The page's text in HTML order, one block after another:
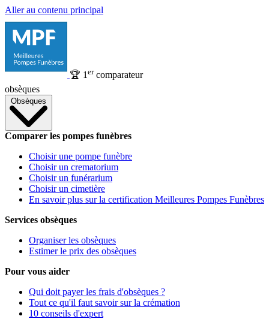
Aller au contenu principal
🏆 1 ercomparateur
obsèques
Obsèques
Comparer les pompes funèbres
Choisir une pompe funèbre
Choisir un crematorium
Choisir un funérarium
Choisir un cimetière
En savoir plus sur la certification Meilleures Pompes Funèbres
Services obsèques
Organiser les obsèques
Estimer le prix des obsèques
Pour vous aider
Qui doit payer les frais d'obsèques ?
Tout ce qu'il faut savoir sur la crémation
10 conseils d'expert